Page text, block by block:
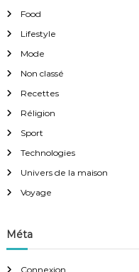
Food
Lifestyle
Mode
Non classé
Recettes
Réligion
Sport
Technologies
Univers de la maison
Voyage
Méta
Connexion